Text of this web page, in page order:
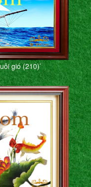
gió (210)’